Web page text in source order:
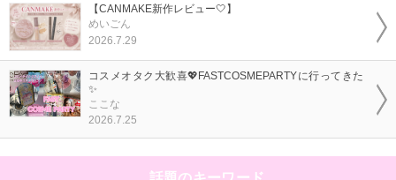
【CANMAKE新作レビュー🤍】
めいごん
2026.7.29
コスメオタク大歓喜💖FASTCOSMEPARTYに行ってきた
✨
ここな
2026.7.25